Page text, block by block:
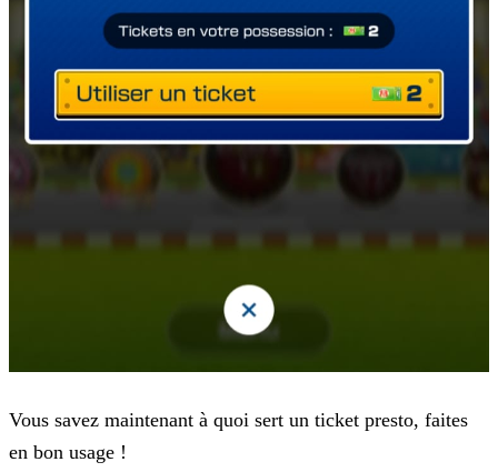
Vous savez maintenant à quoi sert un ticket presto, faites
en bon usage !